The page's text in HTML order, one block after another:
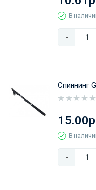
В
-
Спиннинг
В
-